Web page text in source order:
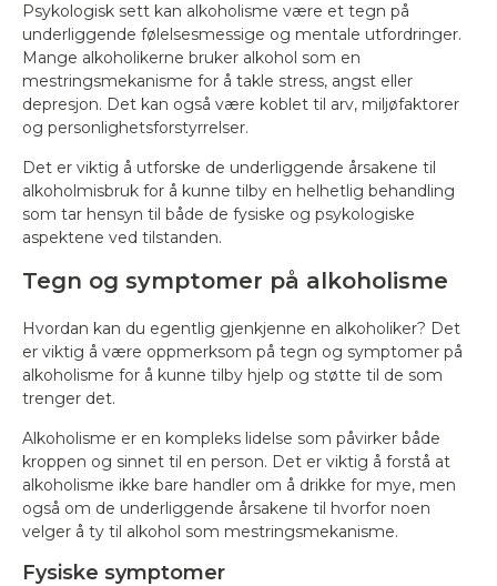
Psykologisk sett kan alkoholisme være et tegn på
underliggende følelsesmessige og mentale utfordringer.
Mange alkoholikerne bruker alkohol som en
mestringsmekanisme for å takle stress, angst eller
depresjon. Det kan også være koblet til arv, miljøfaktorer
og personlighetsforstyrrelser.
Det er viktig å utforske de underliggende årsakene til
alkoholmisbruk for å kunne tilby en helhetlig behandling
som tar hensyn til både de fysiske og psykologiske
aspektene ved tilstanden.
Tegn og symptomer på alkoholisme
Hvordan kan du egentlig gjenkjenne en alkoholiker? Det
er viktig å være oppmerksom på tegn og symptomer på
alkoholisme for å kunne tilby hjelp og støtte til de som
trenger det.
Alkoholisme er en kompleks lidelse som påvirker både
kroppen og sinnet til en person. Det er viktig å forstå at
alkoholisme ikke bare handler om å drikke for mye, men
også om de underliggende årsakene til hvorfor noen
velger å ty til alkohol som mestringsmekanisme.
Fysiske symptomer